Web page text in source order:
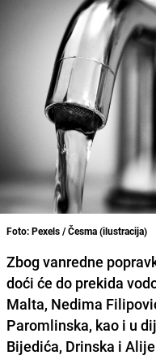
Foto: Pexels / Česma (ilustracija)
Zbog vanredne
doći će do prekida
Malta, Nedima
Paromlinska, kao i u
Bijedića, Drinska i